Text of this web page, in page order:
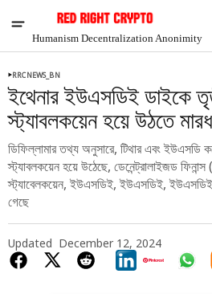
Humanism Decentralization Anonimity
RRCNEWS_BN
ইথেনার ইউএসডিই ডাইকে
স্ট্যাবলকয়েন হয়ে উঠতে
ডিফিল্লামার তথ্য অনুসারে, টিথার এবং ইউএসডি
স্ট্যাবলকয়েন হয়ে উঠেছে, ডেনেন্ট্রালাইজড
স্ট্যাবেলকয়েন, ইউএসডিই, ইউএসডিই,
গেছে
Updated December 12, 2024